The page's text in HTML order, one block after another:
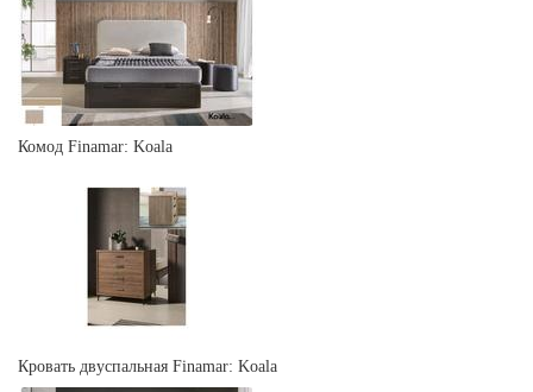
Комод Finamar: Koala
Кровать двуспальная Finamar: Koala